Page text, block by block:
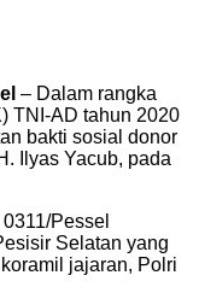
– Dalam rangka
TNI-AD tahun 2020
bakti sosial donor
Ilyas Yacub, pada
Pessel
Selatan yang
jajaran, Polri